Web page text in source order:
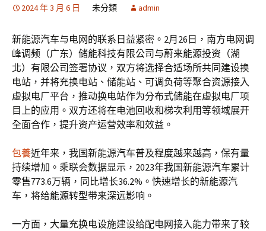
2024 年 3 月 6 日 未分類 admin
新能源汽车与电网的联系日益紧密。2月26日，南方电网调
峰调频（广东）储能科技有限公司与蔚来能源投资（湖
北）有限公司签署协议，双方将选择合适场所共同建设换
电站，并将充换电站、储能站、可调负荷等聚合资源接入
虚拟电厂平台，推动换电站作为分布式储能在虚拟电厂项
目上的应用。双方还将在电池回收和梯次利用等领域展开
全面合作，提升资产运营效率和效益。
包養近年来，我国新能源汽车普及程度越来越高，保有量
持续增加。乘联会数据显示，2023年我国新能源汽车累计
零售773.6万辆，同比增长36.2%。快速增长的新能源汽
车，将给能源转型带来深远影响。
一方面，大量充换电设施建设给配电网接入能力带来了较